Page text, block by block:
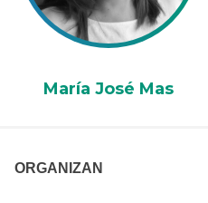
María José Mas
ORGANIZAN